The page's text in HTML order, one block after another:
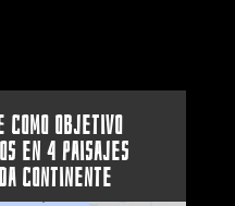
objetivo
en 4 paisajes
continente